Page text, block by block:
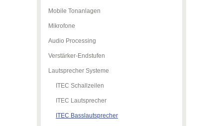
Mobile Tonanlagen
Mikrofone
Audio Processing
Verstärker-Endstufen
Lautsprecher Systeme
ITEC Schallzeilen
ITEC Lautsprecher
ITEC Basslautsprecher